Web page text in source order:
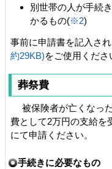
別世帯の人が手続
かるもの(※2)
事前に申請書を記入され
約29KB)をご使用くださ
葬祭費
被保険者が亡くなっ
費として2万円の支給を
にて申請ください。
手続きに必要なもの